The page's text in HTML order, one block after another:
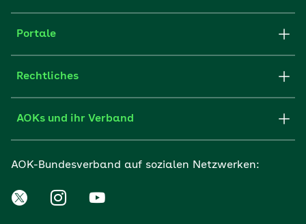
Portale
Rechtliches
AOKs und ihr Verband
AOK-Bundesverband auf sozialen Netzwerken: